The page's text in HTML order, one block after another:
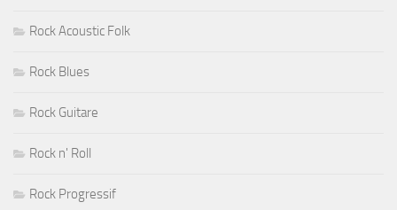
Rock Acoustic Folk
Rock Blues
Rock Guitare
Rock n' Roll
Rock Progressif